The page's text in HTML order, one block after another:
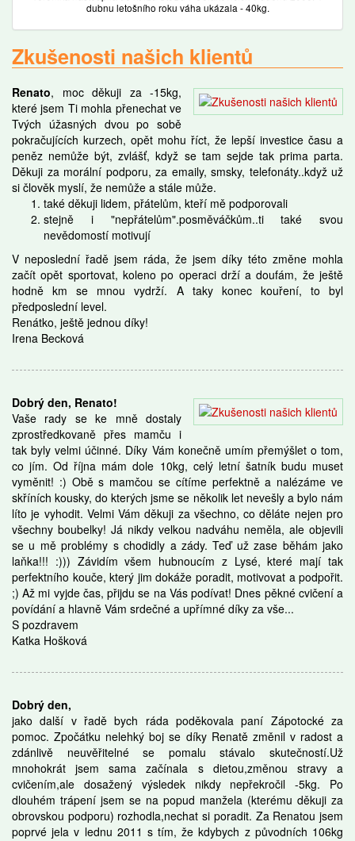
dubnu letošního roku váha ukázala - 40kg.
Zkušenosti našich klientů
Renato, moc děkuji za -15kg,
které jsem Ti mohla přenechat ve
Tvých úžasných dvou po sobě
pokračujících kurzech, opět mohu říct, že lepší investice času a
peněz nemůže být, zvlášť, když se tam sejde tak prima parta.
Děkuji za morální podporu, za emaily, smsky, telefonáty..když už
si člověk myslí, že nemůže a stále může.
také děkuji lidem, přátelům, kteří mě podporovali
stejně i "nepřátelům".posměváčkům..ti také svou
nevědomostí motivují
V neposlední řadě jsem ráda, že jsem díky této změne mohla
začít opět sportovat, koleno po operaci drží a doufám, že ještě
hodně km se mnou vydrží. A taky konec kouření, to byl
předposlední level.
Renátko, ještě jednou díky!
Irena Becková
Dobrý den, Renato!
Vaše rady se ke mně dostaly
zprostředkovaně přes mamču i
tak byly velmi účinné. Díky Vám konečně umím přemýšlet o tom,
co jím. Od října mám dole 10kg, celý letní šatník budu muset
vyměnit! :) Obě s mamčou se cítíme perfektně a nalézáme ve
skříních kousky, do kterých jsme se několik let nevešly a bylo nám
líto je vyhodit. Velmi Vám děkuji za všechno, co děláte nejen pro
všechny boubelky! Já nikdy velkou nadváhu neměla, ale objevili
se u mě problémy s chodidly a zády. Teď už zase běhám jako
laňka!!! :))) Závidím všem hubnoucím z Lysé, které mají tak
perfektního kouče, který jim dokáže poradit, motivovat a podpořit.
;) Až mi vyjde čas, přijdu se na Vás podívat! Dnes pěkné cvičení a
povídání a hlavně Vám srdečné a upřímné díky za vše...
S pozdravem
Katka Hošková
Dobrý den,
jako další v řadě bych ráda poděkovala paní Zápotocké za
pomoc. Zpočátku nelehký boj se díky Renatě změnil v radost a
zdánlivě neuvěřitelné se pomalu stávalo skutečností.Už
mnohokrát jsem sama začínala s dietou,změnou stravy a
cvičením,ale dosažený výsledek nikdy nepřekročil -5kg. Po
dlouhém trápení jsem se na popud manžela (kterému děkuji za
obrovskou podporu) rozhodla,nechat si poradit. Za Renatou jsem
poprvé jela v lednu 2011 s tím, že kdybych z původních 106kg